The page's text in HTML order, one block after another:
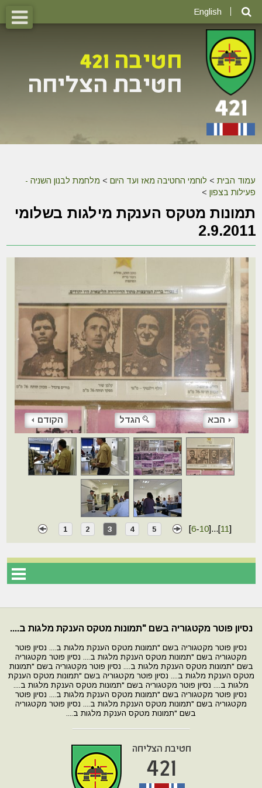
English
עמוד הבית > לוחמי החטיבה מאז ועד היום > מלחמת לבנון השניה -
פעילות בצפון >
תמונות מטקס הענקת מילגות בשלומי
2.9.2011
הקודם הגדל הבא
1 2 3 4 5 [6-10]...[11]
נסיון פוטר מקטגוריה בשם "תמונות מטקס הענקת מלגות ב....
נסיון פוטר מקטגוריה בשם "תמונות מטקס הענקת מלגות ב.... נסיון פוטר
מקטגוריה בשם "תמונות מטקס הענקת מלגות ב.... נסיון פוטר מקטגוריה
בשם "תמונות מטקס הענקת מלגות ב.... נסיון פוטר מקטגוריה בשם "תמונות
מטקס הענקת מלגות ב.... נסיון פוטר מקטגוריה בשם "תמונות מטקס הענקת
מלגות ב.... נסיון פוטר מקטגוריה בשם "תמונות מטקס הענקת מלגות ב....
נסיון פוטר מקטגוריה בשם "תמונות מטקס הענקת מלגות ב.... נסיון פוטר
מקטגוריה בשם "תמונות מטקס הענקת מלגות ב.... נסיון פוטר מקטגוריה
בשם "תמונות מטקס הענקת מלגות ב....